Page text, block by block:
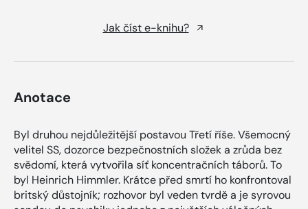
Jak číst e-knihu?
Anotace
Byl druhou nejdůležitější postavou Třetí říše. Všemocný
velitel SS, dozorce bezpečnostních složek a zrůda bez
svědomí, která vytvořila síť koncentračních táborů. To
byl Heinrich Himmler. Krátce před smrtí ho konfrontoval
britský důstojník; rozhovor byl veden tvrdě a je syrovou